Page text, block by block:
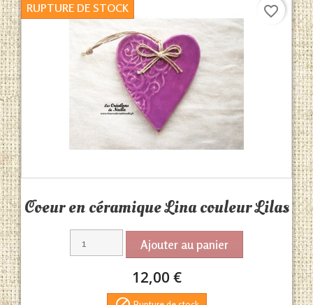
Coeur en céramique Lina couleur Lilas
Ajouter au panier
12,00 €
RUPTURE DE STOCK favorite_border